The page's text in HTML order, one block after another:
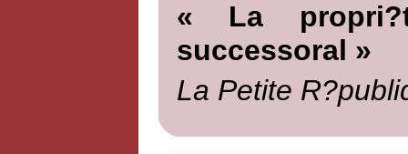
« La
successoral »
La Petite